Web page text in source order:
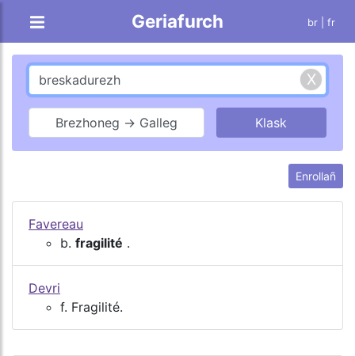
Geriafurch br | fr
Brezhoneg → Galleg
Enrollañ
Favereau
b. fragilité .
Devri
f. Fragilité.